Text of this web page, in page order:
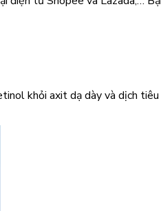
khỏi axit dạ dày và dịch